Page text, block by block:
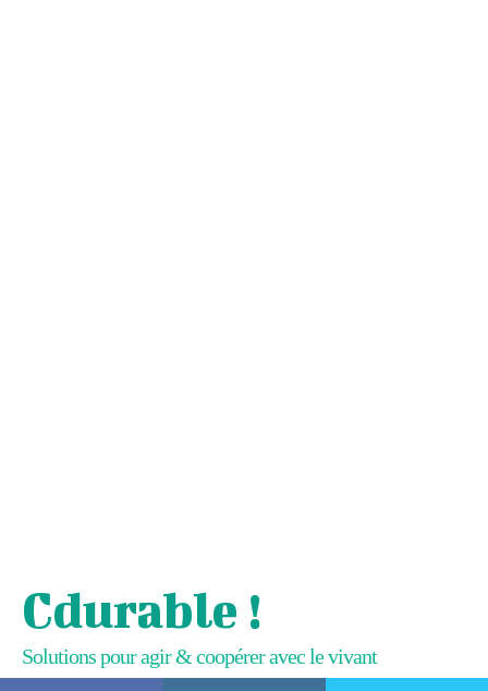
Cdurable !
Solutions pour agir & coopérer avec le vivant